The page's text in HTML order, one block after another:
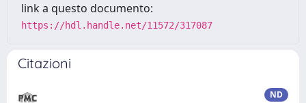
link a questo documento:
https://hdl.handle.net/11572/317087
Citazioni
ND